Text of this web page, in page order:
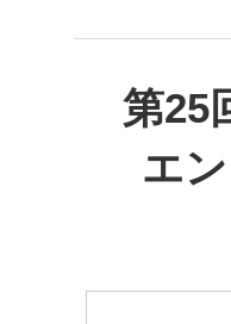
第25
エ